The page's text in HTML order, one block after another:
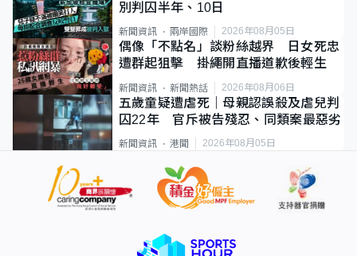
別判囚半年、10日
新聞資訊 兩岸國際 2026年08月05日
偶像「不點名」談粉絲越界 日女死忠
遭群起狙擊 掛繩開直播道歉後輕生
新聞資訊 新聞熱話 2026年08月06日
五歲童疑遭虐死｜母親認誤殺及虐兒判
囚22年 官斥被告殘忍、同類案最惡劣
新聞資訊 港聞 2026年08月05日